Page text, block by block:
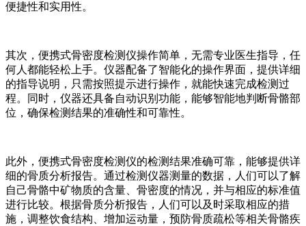
便捷性和实用性。
其次，便携式骨密度检测仪操作简单，无需专业医生指导，任
何人都能轻松上手。仪器配备了智能化的操作界面，提供详细
的指导说明，只需按照提示进行操作，就能快速完成检测过
程。同时，仪器还具备自动识别功能，能够智能地判断骨骼部
位，确保检测结果的准确性和可靠性。
此外，便携式骨密度检测仪的检测结果准确可靠，能够提供详
细的骨质分析报告。通过检测仪器测量的数据，人们可以了解
自己骨骼中矿物质的含量、骨密度的情况，并与相应的标准值
进行比较。根据骨质分析报告，人们可以及时采取相应的措
施，调整饮食结构、增加运动量，预防骨质疏松等相关骨骼疾